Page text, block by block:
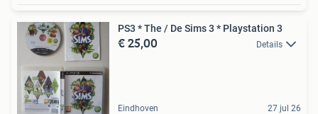
PS3 * The / De Sims 3 * Playstation 3
€ 25,00 Details
Eindhoven 27 jul 26